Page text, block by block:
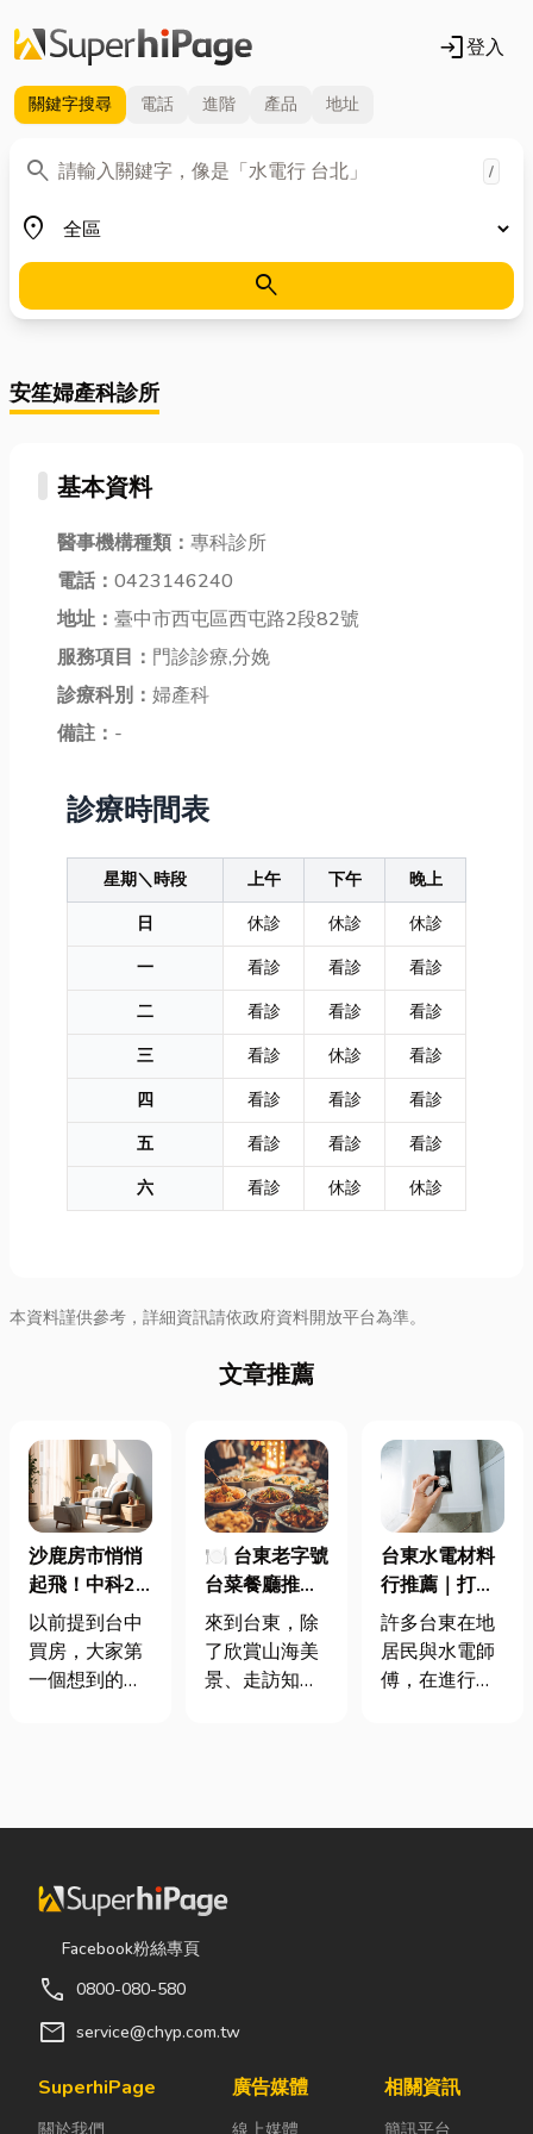
login登入
關鍵字搜尋 電話 進階 產品 地址
search
關鍵字 /
place
地區
search
安笙婦產科診所
基本資料
醫事機構種類： 專科診所
電話： 0423146240
地址： 臺中市西屯區西屯路2段82號
服務項目： 門診診療,分娩
診療科別： 婦產科
備註： -
診療時間表
星期＼時段 上午 下午
晚上
日
休診 休診
休診
一
看診 看診
看診
二
看診 看診
看診
三
看診 休診
看診
四
看診 看診
看診
五
看診 看診
看診
六
看診 休診 休診
本資料謹供參考，詳細資訊請依政府資料開放平台為準。
文章推薦
沙鹿房市悄悄
起飛！中科2
期＋台積電效
應發酵，現在
很多人開始看
以前提到台中
買房，大家第
一個想到的大
度越來越高
「沙鹿」。 很
多人實際到沙
鹿走一趟後才
沙鹿，真的和
以前不一樣
通變方便，生
🍽️ 台東老字號
台菜餐廳推薦
｜在地人聚餐
首選，經典合
菜一次滿足
來到台東，除
了欣賞山海美
景、走訪知名
相較於一般小
展現台東的人
聚會、公司聚
團體用餐，都
台東水電材料
行推薦｜打造
安全耐用的居
家環境
許多台東在地
居民與水電師
傅，在進行居
料行採購。除
關產品。 無論
Facebook粉絲專頁
call 0800-080-580
mail service@chyp.com.tw
SuperhiPage
關於我們
廣告媒體
線上媒體
相關資訊
簡訊平台